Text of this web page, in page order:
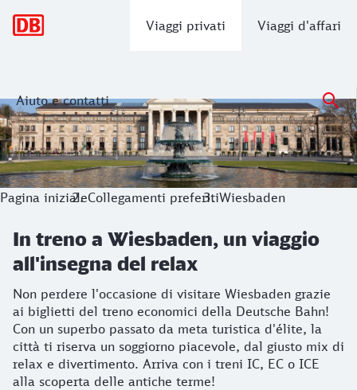
Viaggi privati Viaggi d'affari
Aiuto e contatti
In treno a Wiesbaden, un viaggio
Non perdere l'occasione di visitare Wiesbaden grazie ai
Pagina inizialeCollegamenti preferitiWiesbaden
In treno a Wiesbaden, un viaggio
all'insegna del relax
Non perdere l'occasione di visitare Wiesbaden grazie
ai biglietti del treno economici della Deutsche Bahn!
Con un superbo passato da meta turistica d'élite, la
città ti riserva un soggiorno piacevole, dal giusto mix di
relax e divertimento. Arriva con i treni IC, EC o ICE
alla scoperta delle antiche terme!